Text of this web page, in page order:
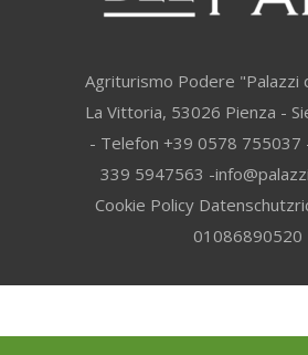
Agriturismo Podere "Palazzi
La Vittoria, 53026 Pienza -
- Telefon +39 0578 755037
339 5947563 -
Cookie Policy
01086890520